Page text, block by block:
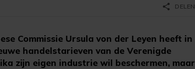
Commissie Ursula von der Leyen heeft in
handelstarieven van de Verenigde
zijn eigen industrie wil beschermen, maar
share DELEN